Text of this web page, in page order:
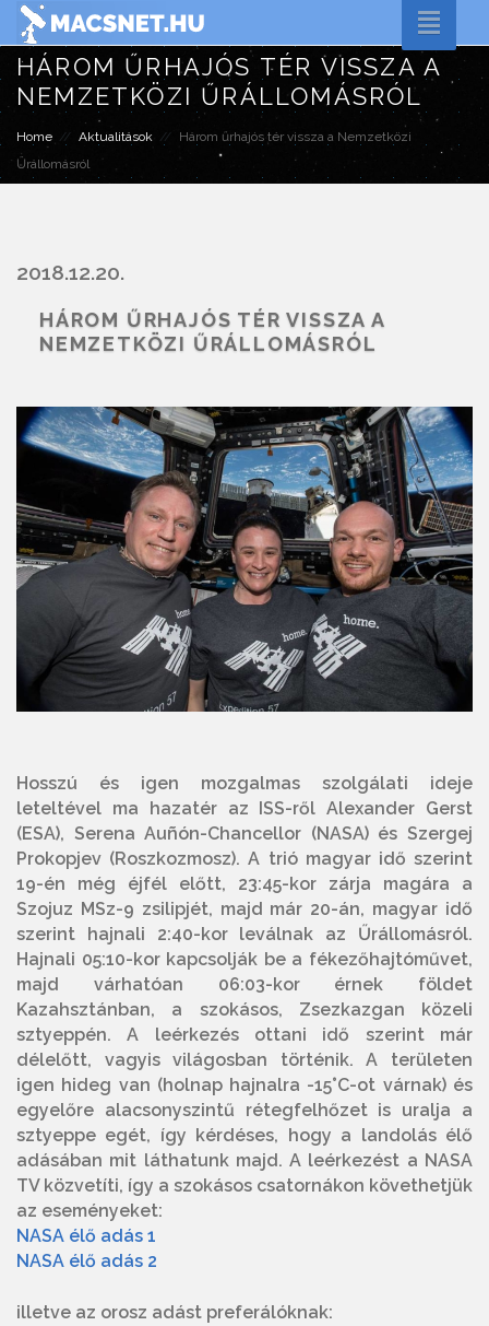
Toggle
HÁROM ŰRHAJÓS TÉR VISSZA A
NEMZETKÖZI ŰRÁLLOMÁSRÓL
Home Aktualitások
Három űrhajós tér vissza a Nemzetközi
Űrállomásról
2018.12.20.
HÁROM ŰRHAJÓS TÉR VISSZA A
NEMZETKÖZI ŰRÁLLOMÁSRÓL
Hosszú és igen mozgalmas szolgálati ideje
leteltével ma hazatér az ISS-ről Alexander Gerst
(ESA), Serena Auñón-Chancellor (NASA) és Szergej
Prokopjev (Roszkozmosz). A trió magyar idő szerint
19-én még éjfél előtt, 23:45-kor zárja magára a
Szojuz MSz-9 zsilipjét, majd már 20-án, magyar idő
szerint hajnali 2:40-kor leválnak az Űrállomásról.
Hajnali 05:10-kor kapcsolják be a fékezőhajtóművet,
majd várhatóan 06:03-kor érnek földet
Kazahsztánban, a szokásos, Zsezkazgan közeli
sztyeppén. A leérkezés ottani idő szerint már
délelőtt, vagyis világosban történik. A területen
igen hideg van (holnap hajnalra -15°C-ot várnak) és
egyelőre alacsonyszintű rétegfelhőzet is uralja a
sztyeppe egét, így kérdéses, hogy a landolás élő
adásában mit láthatunk majd. A leérkezést a NASA
TV közvetíti, így a szokásos csatornákon követhetjük
az eseményeket:
NASA élő adás 1
NASA élő adás 2
illetve az orosz adást preferálóknak: